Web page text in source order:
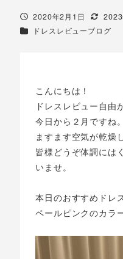
投稿日
2020年2月1日 更新
カテゴリー
ドレスレビューブログ
こんにちは！
ドレスレビュー自由
今日から２月ですね。
ますます空気が乾燥
皆様どうぞ体調には
いませ。
本日のおすすめドレ
ペールピンクのカラ